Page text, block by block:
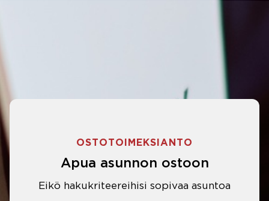
OSTOTOIMEKSIANTO
Apua asunnon ostoon
Eikö hakukriteereihisi sopivaa asuntoa